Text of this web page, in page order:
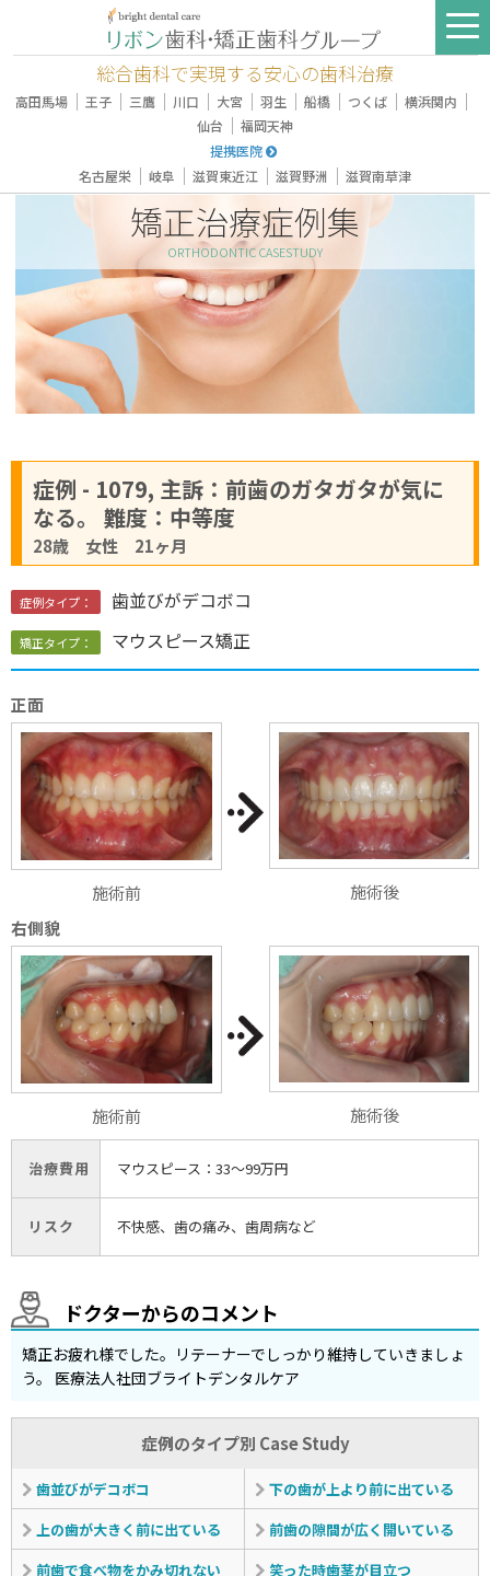
総合歯科で実現する安心の歯科治療
高田馬場 ｜ 王子 ｜ 三鷹 ｜ 川口 ｜ 大宮 ｜ 羽生 ｜ 船橋 ｜ つくば ｜ 横浜関内 ｜
仙台 ｜ 福岡天神
提携医院
名古屋栄 ｜ 岐阜 ｜ 滋賀東近江 ｜ 滋賀野洲 ｜ 滋賀南草津
矯正治療症例集
ORTHODONTIC CASESTUDY
症例 - 1079, 主訴：前歯のガタガタが気に
なる。 難度：中等度
28歳 女性 21ヶ月
症例タイプ： 歯並びがデコボコ
矯正タイプ： マウスピース矯正
正面
施術前
施術後
右側貌
施術前 施術後
治療費用 マウスピース：33〜99万円
リスク 不快感、歯の痛み、歯周病など
ドクターからのコメント
矯正お疲れ様でした。リテーナーでしっかり維持していきましょ
う。 医療法人社団ブライトデンタルケア
症例のタイプ別 Case Study
歯並びがデコボコ
下の歯が上より前に出ている
上の歯が大きく前に出ている
前歯の隙間が広く開いている
前歯で食べ物をかみ切れない
笑った時歯茎が目立つ